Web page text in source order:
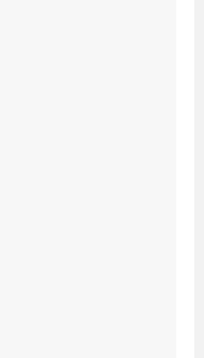
ジオ